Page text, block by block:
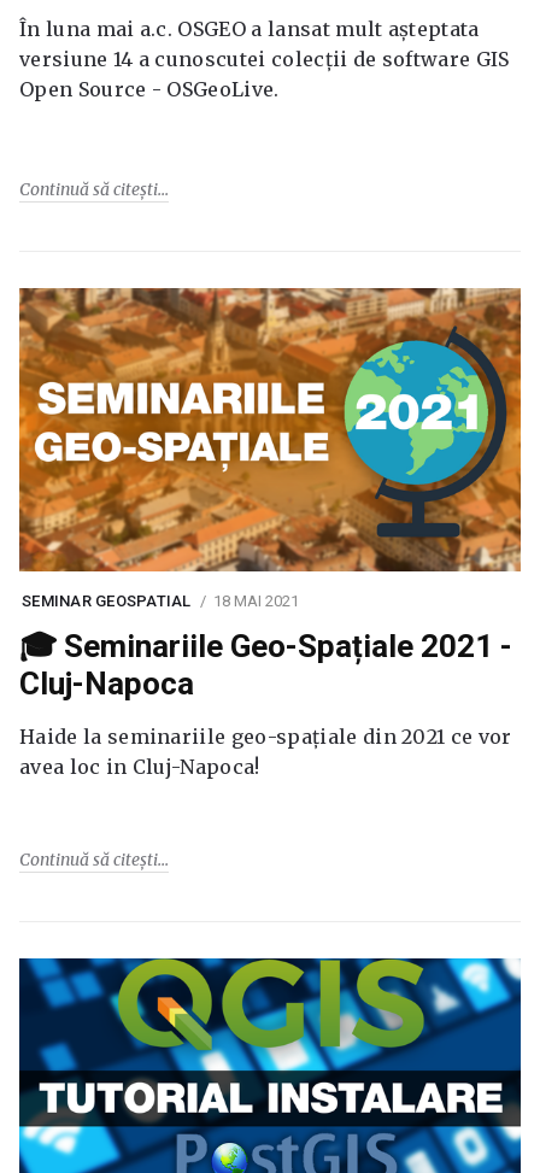
În luna mai a.c. OSGEO a lansat mult așteptata
versiune 14 a cunoscutei colecții de software GIS
Open Source - OSGeoLive.
Continuă să citești
SEMINAR GEOSPATIAL 18 MAI 2021
🎓 Seminariile Geo-Spațiale 2021 -
Cluj-Napoca
Haide la seminariile geo-spațiale din 2021 ce vor
avea loc in Cluj-Napoca!
Continuă să citești